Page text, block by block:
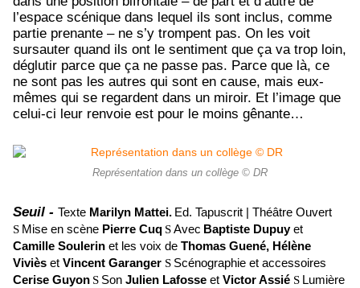
l’espace scénique dans lequel ils sont inclus, comme
partie prenante – ne s’y trompent pas. On les voit
sursauter quand ils ont le sentiment que ça va trop loin,
déglutir parce que ça ne passe pas. Parce que là, ce
ne sont pas les autres qui sont en cause, mais eux-
mêmes qui se regardent dans un miroir. Et l’image que
celui-ci leur renvoie est pour le moins gênante…
Représentation dans un collège © DR
Seuil - Texte Marilyn Mattei. Ed. Tapuscrit | Théâtre Ouvert
S Mise en scène Pierre Cuq SAvec Baptiste Dupuyet
Camille Soulerin et les voix de Thomas Guené, Hélène
Viviès et Vincent Garanger S Scénographie et accessoires
Cerise Guyon S Son Julien Lafosse et Victor Assié S Lumière